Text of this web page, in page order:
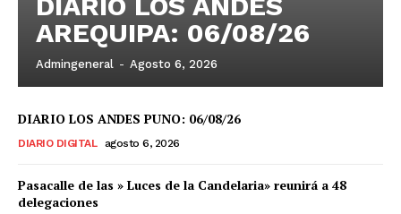
AREQUIPA: 06/08/26
Admingeneral - Agosto 6, 2026
DIARIO LOS ANDES PUNO: 06/08/26
DIARIO DIGITAL agosto 6, 2026
Pasacalle de las » Luces de la Candelaria» reunirá a 48
delegaciones